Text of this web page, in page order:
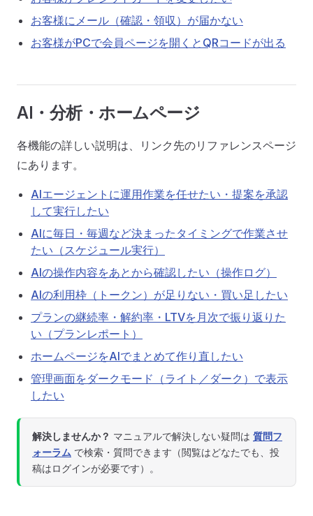
お客様にメール（確認・領収）が届かない
お客様がPCで会員ページを開くとQRコードが出る
AI・分析・ホームページ
各機能の詳しい説明は、リンク先のリファレンスページ
にあります。
AIエージェントに運用作業を任せたい・提案を承認
して実行したい
AIに毎日・毎週など決まったタイミングで作業させ
たい（スケジュール実行）
AIの操作内容をあとから確認したい（操作ログ）
AIの利用枠（トークン）が足りない・買い足したい
プランの継続率・解約率・LTVを月次で振り返りた
い（プランレポート）
ホームページをAIでまとめて作り直したい
管理画面をダークモード（ライト／ダーク）で表示
したい
解決しませんか？ マニュアルで解決しない疑問は 質問フ
ォーラム で検索・質問できます（閲覧はどなたでも、投
稿はログインが必要です）。